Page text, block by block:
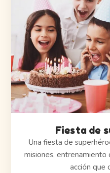
Fiesta de
Una fiesta de
misiones,
acción que